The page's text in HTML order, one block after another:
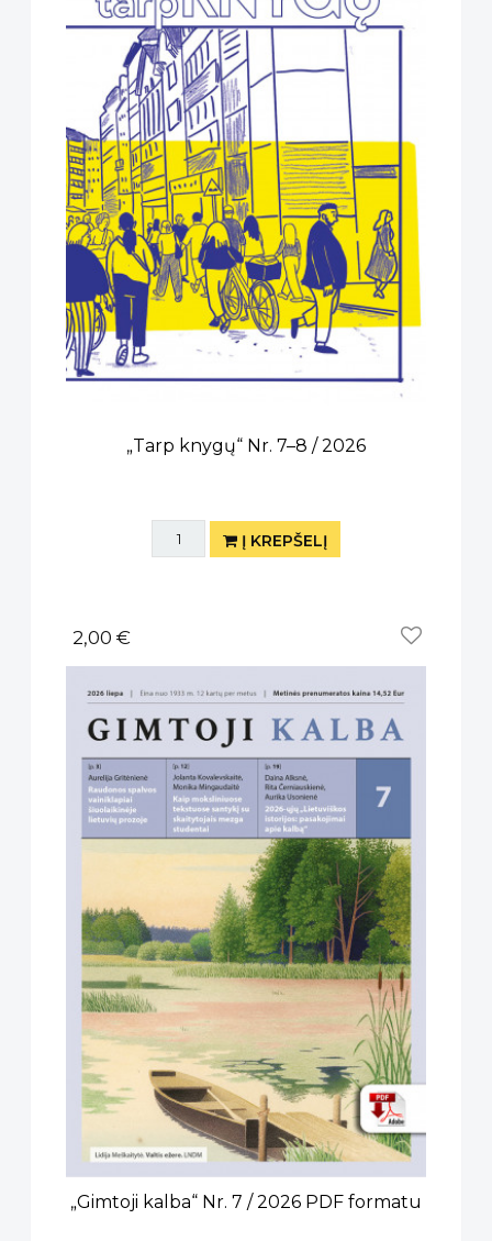
„Tarp knygų“ Nr. 7–8 / 2026
Į KREPŠELĮ
2,00 €
„Gimtoji kalba“ Nr. 7 / 2026 PDF formatu